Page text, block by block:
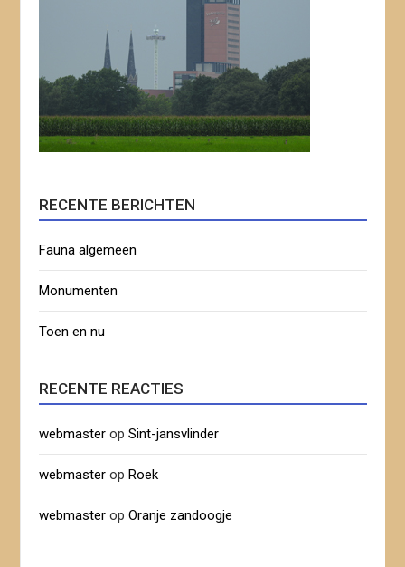
RECENTE BERICHTEN
Fauna algemeen
Monumenten
Toen en nu
RECENTE REACTIES
webmaster opSint-jansvlinder
webmaster opRoek
webmaster opOranje zandoogje